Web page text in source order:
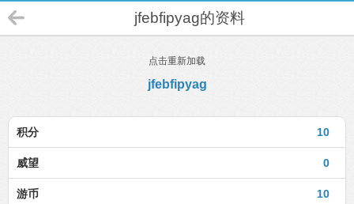
jfebfipyag的资料
点击重新加载
jfebfipyag
10
积分
0
威望
10
游币